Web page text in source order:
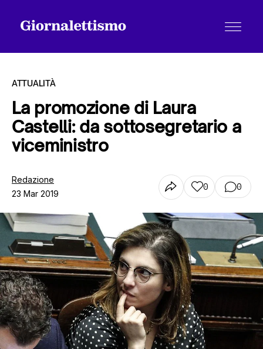
Tutti gli articoli
Chi siamo
Contatti
ATTUALITÀ
La promozione di Laura
Castelli: da sottosegretario a
viceministro
Redazione
23 Mar 2019
0 0